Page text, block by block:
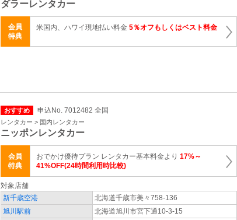
ダラーレンタカー
会員
特典
米国内、ハワイ現地払い料金 5％オフもしくはベスト料金
おすすめ 申込No. 7012482 全国
レンタカー > 国内レンタカー
ニッポンレンタカー
会員
特典
おでかけ優待プラン レンタカー基本料金より 17%～
41%OFF(24時間利用時比較)
対象店舗
新千歳空港
北海道千歳市美々758-136
旭川駅前
北海道旭川市宮下通10-3-15